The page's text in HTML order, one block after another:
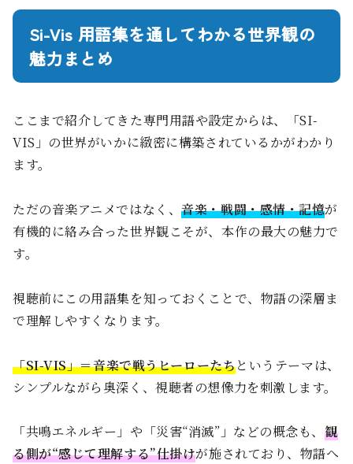
Si-Vis 用語集を通してわかる世界観の
魅力まとめ
ここまで紹介してきた専門用語や設定からは、「SI-
VIS」の世界がいかに緻密に構築されているかがわかり
ます。
ただの音楽アニメではなく、音楽・戦闘・感情・記憶が
有機的に絡み合った世界観こそが、本作の最大の魅力で
す。
視聴前にこの用語集を知っておくことで、物語の深層ま
で理解しやすくなります。
「SI-VIS」＝音楽で戦うヒーローたちというテーマは、
シンプルながら奥深く、視聴者の想像力を刺激します。
「共鳴エネルギー」や「災害“消滅”」などの概念も、 観
る側が“感じて理解する”仕掛けが施されており、物語へ